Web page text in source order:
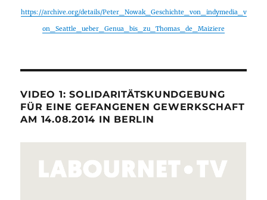
https://archive.org/details/Peter_Nowak_Geschichte_von_indymedia_v
on_Seattle_ueber_Genua_bis_zu_Thomas_de_Maiziere
VIDEO 1: SOLIDARITÄTSKUNDGEBUNG
FÜR EINE GEFANGENEN GEWERKSCHAFT
AM 14.08.2014 IN BERLIN